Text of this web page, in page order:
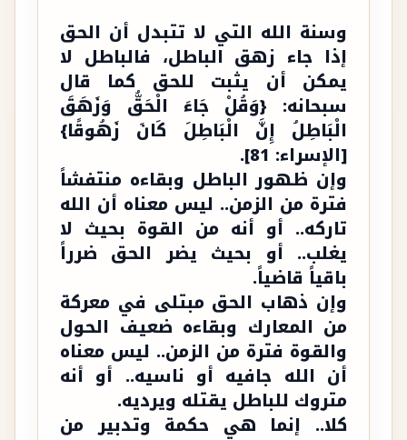
وسنة الله التي لا تتبدل أن الحق
إذا جاء زهق الباطل، فالباطل لا
يمكن أن يثبت للحق كما قال
سبحانه: {وَقُلْ جَاءَ الْحَقُّ وَزَهَقَ
الْبَاطِلُ إِنَّ الْبَاطِلَ كَانَ زَهُوقًا}
[الإسراء: 81].
وإن ظهور الباطل وبقاءه منتفشاً
فترة من الزمن.. ليس معناه أن الله
تاركه.. أو أنه من القوة بحيث لا
يغلب.. أو بحيث يضر الحق ضرراً
باقياً قاضياً.
وإن ذهاب الحق مبتلى في معركة
من المعارك وبقاءه ضعيف الحول
والقوة فترة من الزمن.. ليس معناه
أن الله جافيه أو ناسيه.. أو أنه
متروك للباطل يقتله ويرديه.
كلا.. إنما هي حكمة وتدبير من